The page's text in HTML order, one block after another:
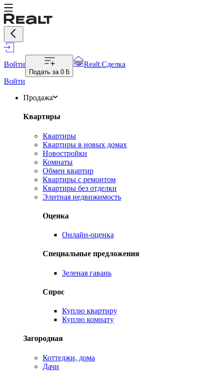
Войти
Подать за 0 ƃ
Realt.Сделка
Войти
Продажа
Квартиры
Квартиры
Квартиры в новых домах
Новостройки
Комнаты
Обмен квартир
Квартиры с ремонтом
Квартиры без отделки
Элитная недвижимость
Оценка
Онлайн-оценка
Специальные предложения
Зеленая гавань
Спрос
Куплю квартиру
Куплю комнату
Загородная
Коттеджи, дома
Дачи